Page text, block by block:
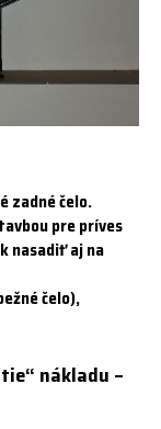
zadné čelo.
pre príves
nasadiť aj na
čelo),
nákladu –